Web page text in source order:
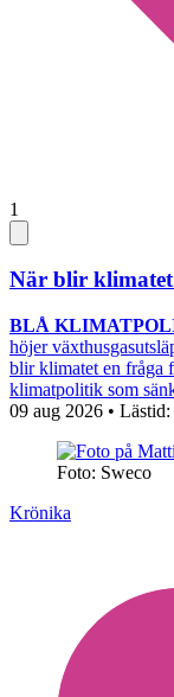
1
När blir klimatet
BLÅ
höjer
blir klimatet en fråga
klimatpolitik som
09 aug 2026 • Lästid:
Foto: Sweco
Krönika